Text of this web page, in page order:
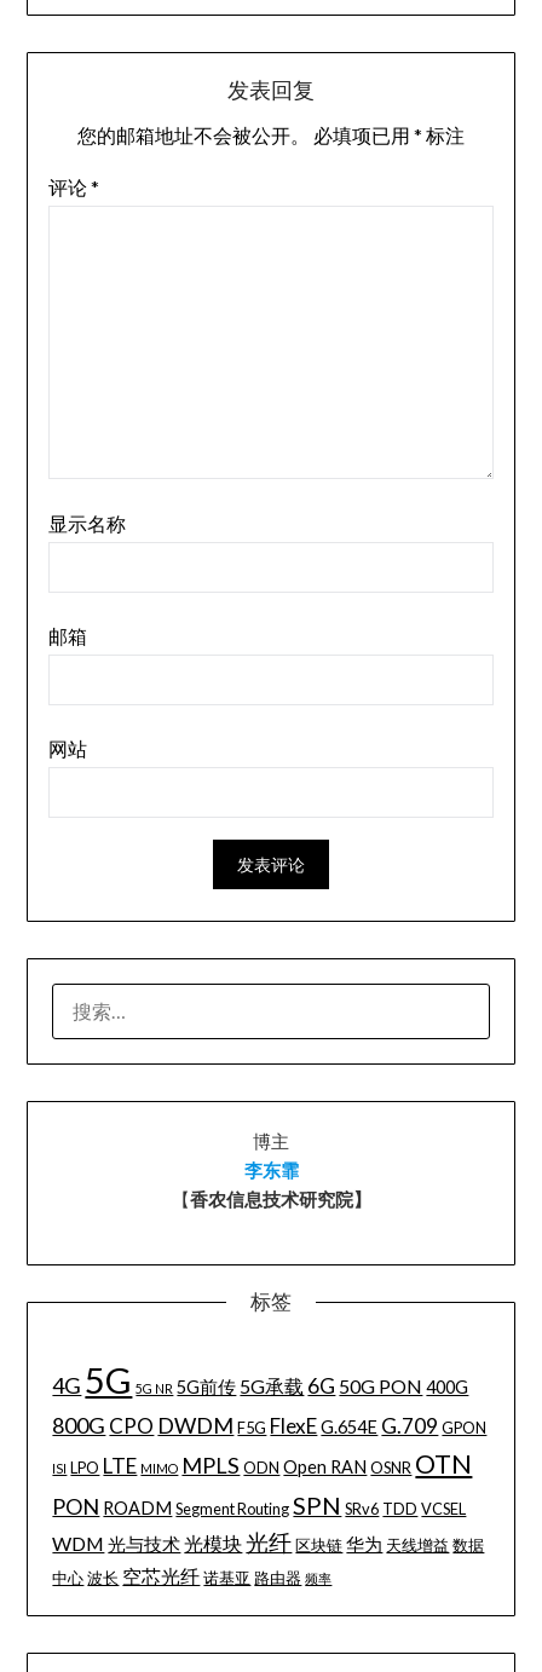
发表回复
您的邮箱地址不会被公开。 必填项已用 * 标注
评论*
显示名称
邮箱
网站
索：
博主
李东霏
【香农信息技术研究院】
标签
4G 5G 5G NR 5G前传 5G承载 6G 50G PON 400G
800G CPO DWDM F5G FlexE G.654E G.709 GPON
ISI LPO LTE MIMO MPLS ODN Open RAN OSNR OTN
PON ROADM Segment Routing SPN SRv6 TDD VCSEL
WDM 光与技术 光模块光纤 区块链 华为 天线增益 数据
中心 波长 空芯光纤 诺基亚 路由器 频率